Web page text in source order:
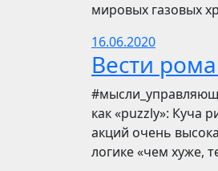
мировых газовых
16.06.2020
Вести
как «puzzly»: Куча
акций очень
логике «чем хуже,